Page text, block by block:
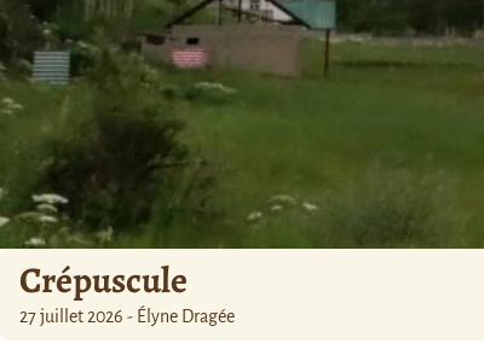
Crépuscule
27 juillet 2026 - Élyne Dragée